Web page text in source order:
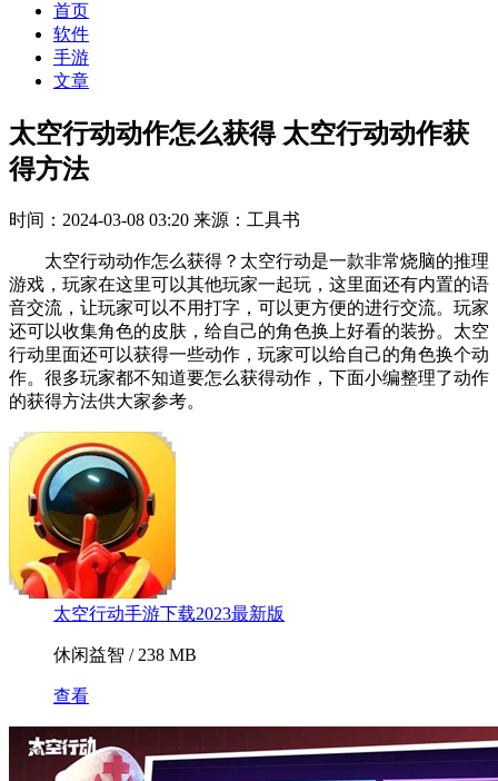
首页
软件
手游
文章
太空行动动作怎么获得 太空行动动作获
得方法
时间：2024-03-08 03:20 来源：工具书
太空行动动作怎么获得？太空行动是一款非常烧脑的推理
游戏，玩家在这里可以其他玩家一起玩，这里面还有内置的语
音交流，让玩家可以不用打字，可以更方便的进行交流。玩家
还可以收集角色的皮肤，给自己的角色换上好看的装扮。太空
行动里面还可以获得一些动作，玩家可以给自己的角色换个动
作。很多玩家都不知道要怎么获得动作，下面小编整理了动作
的获得方法供大家参考。
太空行动手游下载2023最新版
休闲益智 / 238 MB
查看